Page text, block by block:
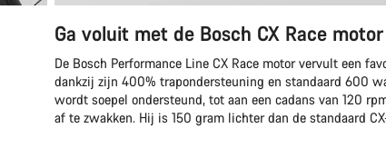
Ga voluit met de Bosch CX Race motor
De Bosch Performance Line CX Race motor vervult een
dankzij zijn 400% trapondersteuning en standaard 600
wordt soepel ondersteund, tot aan een cadans van 120
af te zwakken. Hij is 150 gram lichter dan de standaard